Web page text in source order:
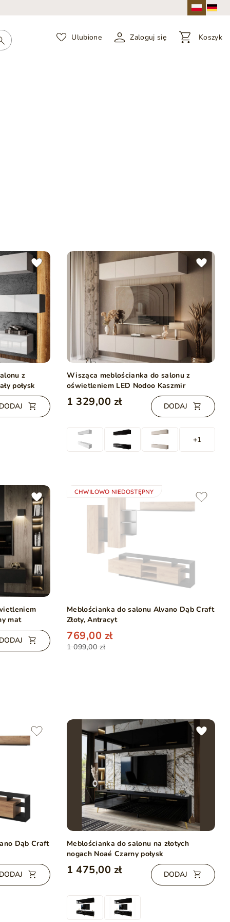
Ulubione Zaloguj się Koszyk
z
połysk
Wisząca meblościanka do salonu z
oświetleniem LED Nodoo Kaszmir
1 329,00 zł DODAJ
+1
mat
CHWILOWO NIEDOSTĘPNY
Meblościanka do salonu Alvano Dąb Craft
Złoty, Antracyt
1 099,00 zł
769,00 zł
Dąb Craft
Meblościanka do salonu na złotych
nogach Noaé Czarny połysk
1 475,00 zł DODAJ